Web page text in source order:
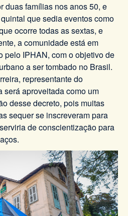
duas famílias nos anos 50, e
que sedia eventos como
ocorre todas as sextas, e
a comunidade está em
pelo IPHAN, com o objetivo de
a ser tombado no Brasil.
representante do
aproveitada como um
desse decreto, pois muitas
sequer se inscreveram para
de conscientização para